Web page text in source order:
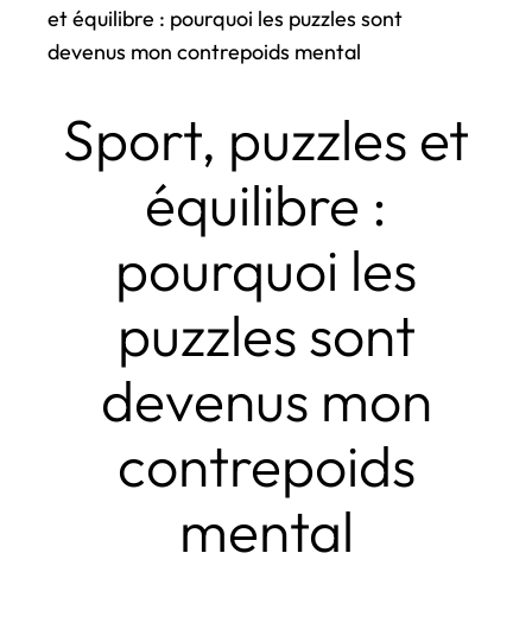
et équilibre : pourquoi les puzzles sont
devenus mon contrepoids mental
Sport, puzzles et
équilibre :
pourquoi les
puzzles sont
devenus mon
contrepoids
mental